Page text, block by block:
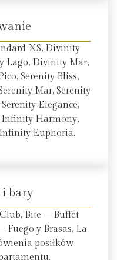
XS, Divinity
Lago, Divinity Mar,
Serenity Bliss,
Mar, Serenity
Elegance,
Harmony,
Euphoria.
i bary
Bite – Buffet
Fuego y Brasas, La
posiłków